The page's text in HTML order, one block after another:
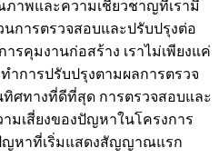
าพและความเชี่ยวชาญที่เรามี
การตรวจสอบและปรับปรุงต่อ
รคุมงานก่อสร้าง เราไม่เพียงแค่
ำการปรับปรุงตามผลการตรวจ
ทิศทางที่ดีที่สุด การตรวจสอบและ
เสี่ยงของปัญหาในโครงการ
ญหาที่เริ่มแสดงสัญญาณแรก